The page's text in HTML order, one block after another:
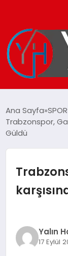
SPOR
EĞİTİM
Ana Sayfa SPOR
Trabzonspor,
Güldü
Yalın
17 Eylül